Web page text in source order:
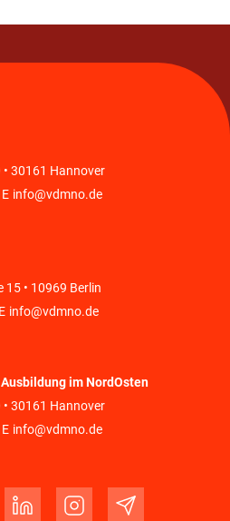
30161 Hannover
E info@vdmno.de
• 10969 Berlin
info@vdmno.de
im NordOsten
30161 Hannover
E info@vdmno.de